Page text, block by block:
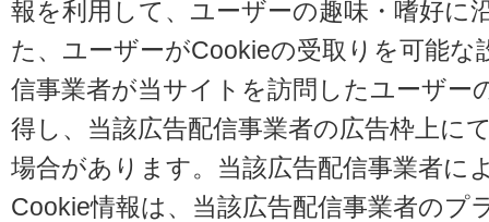
報を利用して、ユーザーの趣味・嗜好に
た、ユーザーがCookieの受取りを可能
信事業者が当サイトを訪問したユーザー
得し、当該広告配信事業者の広告枠上に
場合があります。当該広告配信事業者に
Cookie情報は、当該広告配信事業者のプ